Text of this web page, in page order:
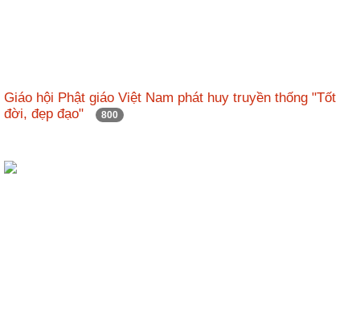
Giáo hội Phật giáo Việt Nam phát huy truyền thống "Tốt
đời, đẹp đạo"
800